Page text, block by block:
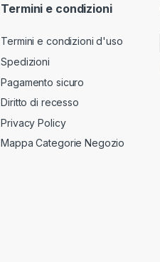
Termini e condizioni
Termini e condizioni d'uso
Spedizioni
Pagamento sicuro
Diritto di recesso
Privacy Policy
Mappa Categorie Negozio